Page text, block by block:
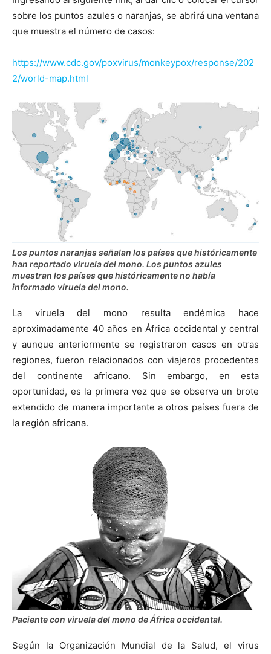
sobre los puntos azules o naranjas, se abrirá una ventana
que muestra el número de casos:
https://www.cdc.gov/poxvirus/monkeypox/response/202
2/world-map.html
Los puntos naranjas señalan los países que históricamente
han reportado viruela del mono. Los puntos azules
muestran los países que históricamente no había
informado viruela del mono.
La viruela del mono resulta endémica hace
aproximadamente 40 años en África occidental y central
y aunque anteriormente se registraron casos en otras
regiones, fueron relacionados con viajeros procedentes
del continente africano. Sin embargo, en esta
oportunidad, es la primera vez que se observa un brote
extendido de manera importante a otros países fuera de
la región africana.
Paciente con viruela del mono de África occidental.
Según la Organización Mundial de la Salud, el virus